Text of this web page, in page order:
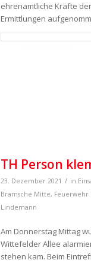
ehrenamtliche Kräfte
Ermittlungen
TH Person
23. Dezember 2021 / in
Bramsche Mitte, Feuerwehr
Lindemann
Am Donnerstag Mittag
Wittefelder Allee
stehen kam. Beim